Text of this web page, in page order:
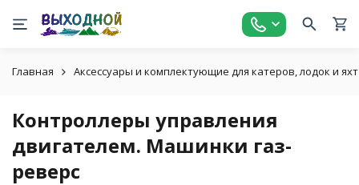
Главная Аксессуары и комплектующие для катеров, лодок и яхт
Контроллеры управления
двигателем. Машинки газ-
реверс